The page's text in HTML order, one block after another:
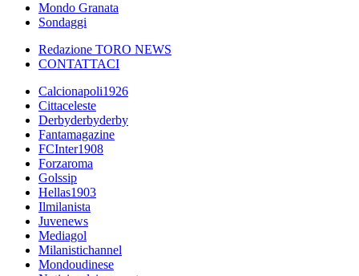
Mondo Granata
Sondaggi
Redazione TORO NEWS
CONTATTACI
Calcionapoli1926
Cittaceleste
Derbyderbyderby
Fantamagazine
FCInter1908
Forzaroma
Golssip
Hellas1903
Ilmilanista
Juvenews
Mediagol
Milanistichannel
Mondoudinese